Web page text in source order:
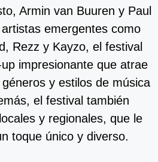
Armin van Buuren y Paul
emergentes como
Rezz y Kayzo, el festival
impresionante que atrae
y estilos de música
el festival también
y regionales, que le
toque único y diverso.